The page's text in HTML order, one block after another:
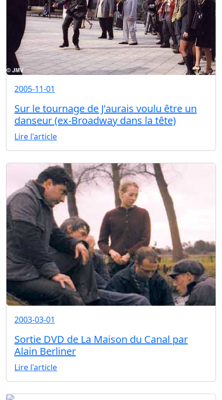
2005-11-01
Sur le tournage de J'aurais voulu être un
danseur (ex-Broadway dans la tête)
Lire l'article
2003-03-01
Sortie DVD de La Maison du Canal par
Alain Berliner
Lire l'article